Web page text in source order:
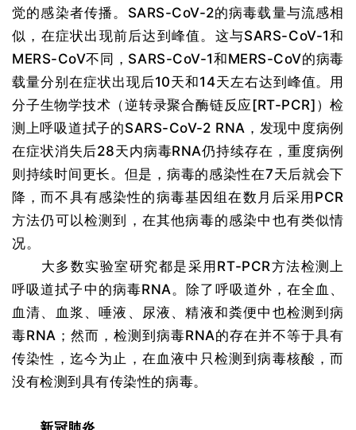
觉的感染者传播。SARS-CoV-2的病毒载量与流感相
似，在症状出现前后达到峰值。这与SARS-CoV-1和
MERS-CoV不同，SARS-CoV-1和MERS-CoV的病毒
载量分别在症状出现后10天和14天左右达到峰值。用
分子生物学技术（逆转录聚合酶链反应[RT-PCR]）检
测上呼吸道拭子的SARS-CoV-2 RNA，发现中度病例
在症状消失后28天内病毒RNA仍持续存在，重度病例
则持续时间更长。但是，病毒的感染性在7天后就会下
降，而不具有感染性的病毒基因组在数月后采用PCR
方法仍可以检测到，在其他病毒的感染中也有类似情
况。
大多数实验室研究都是采用RT-PCR方法检测上
呼吸道拭子中的病毒RNA。除了呼吸道外，在全血、
血清、血浆、唾液、尿液、精液和粪便中也检测到病
毒RNA；然而，检测到病毒RNA的存在并不等于具有
传染性，迄今为止，在血液中只检测到病毒核酸，而
没有检测到具有传染性的病毒。